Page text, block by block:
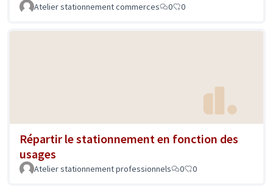
Atelier stationnement commerces 0 0
Répartir le stationnement en fonction des
usages
Atelier stationnement professionnels 0 0